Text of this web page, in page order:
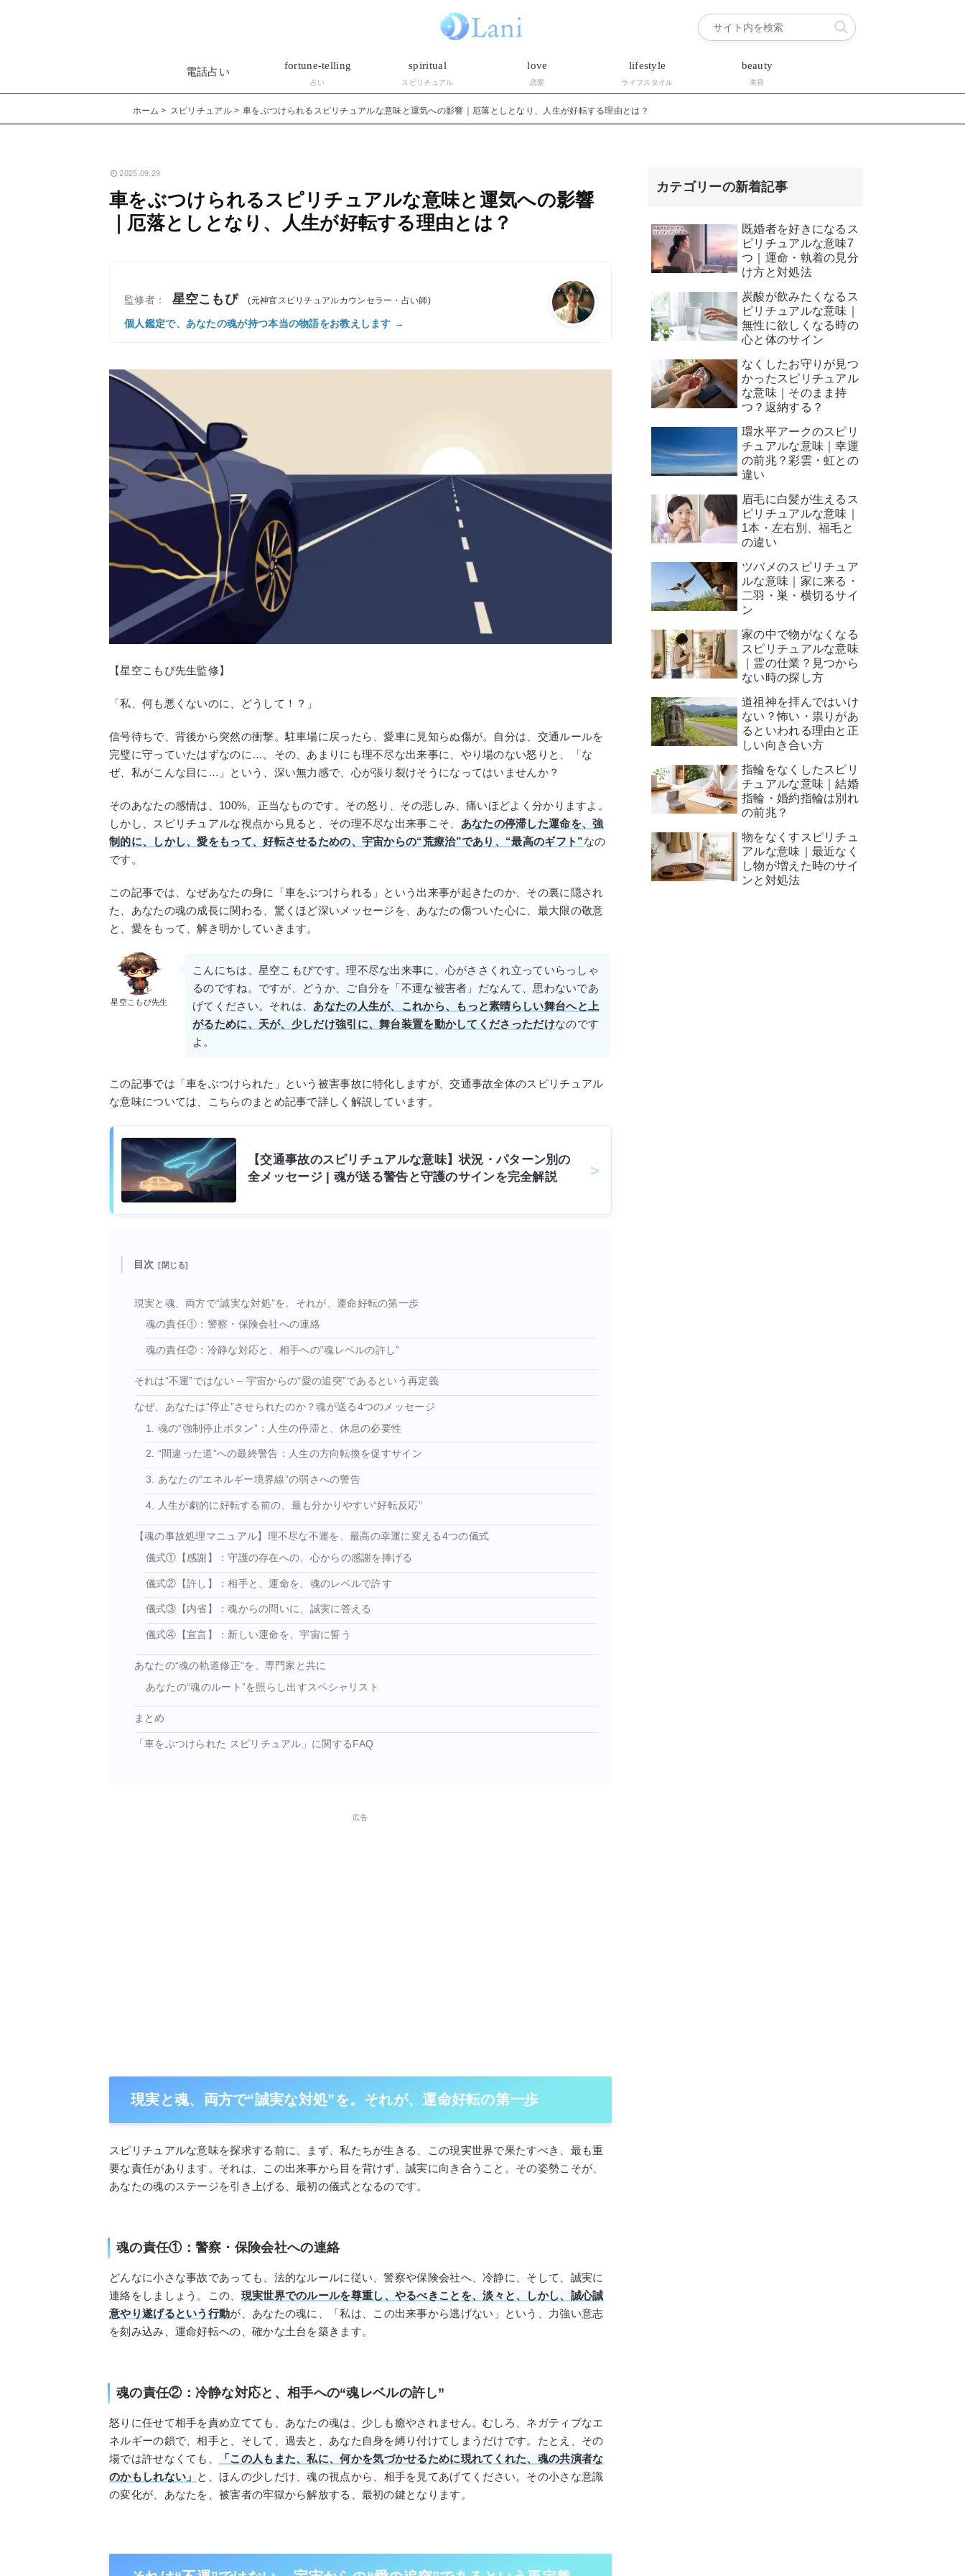
電話占い
fortune-telling
占い
spiritual
スピリチュアル
love
恋愛
lifestyle
ライフスタイル
beauty
美容
ホーム スピリチュアル 車をぶつけられるスピリチュアルな意味と運気への影響｜厄落としとなり、人生が好転する理由とは？
2025.09.29
車をぶつけられるスピリチュアルな意味と運気への影響
｜厄落としとなり、人生が好転する理由とは？
監修者： 星空こもぴ (元神官スピリチュアルカウンセラー・占い師)
個人鑑定で、あなたの魂が持つ本当の物語をお教えします →
【星空こもぴ先生監修】
「私、何も悪くないのに、どうして！？」
信号待ちで、背後から突然の衝撃。駐車場に戻ったら、愛車に見知らぬ傷が。自分は、交通ルールを
完璧に守っていたはずなのに…。その、あまりにも理不尽な出来事に、やり場のない怒りと、「な
ぜ、私がこんな目に…」という、深い無力感で、心が張り裂けそうになってはいませんか？
そのあなたの感情は、100%、正当なものです。その怒り、その悲しみ、痛いほどよく分かりますよ。
しかし、スピリチュアルな視点から見ると、その理不尽な出来事こそ、 あなたの停滞した運命を、強
制的に、しかし、愛をもって、好転させるための、宇宙からの“荒療治”であり、“最高のギフト”なの
です。
この記事では、なぜあなたの身に「車をぶつけられる」という出来事が起きたのか、その裏に隠され
た、あなたの魂の成長に関わる、驚くほど深いメッセージを、あなたの傷ついた心に、最大限の敬意
と、愛をもって、解き明かしていきます。
星空こもぴ先生
こんにちは、星空こもぴです。理不尽な出来事に、心がささくれ立っていらっしゃ
るのですね。ですが、どうか、ご自分を「不運な被害者」だなんて、思わないであ
げてください。それは、 あなたの人生が、これから、もっと素晴らしい舞台へと上
がるために、天が、少しだけ強引に、舞台装置を動かしてくださっただけなのです
よ。
この記事では「車をぶつけられた」という被害事故に特化しますが、交通事故全体のスピリチュアル
な意味については、こちらのまとめ記事で詳しく解説しています。
【交通事故のスピリチュアルな意味】状況・パターン別の
全メッセージ | 魂が送る警告と守護のサインを完全解説
目次
現実と魂、両方で“誠実な対処”を。それが、運命好転の第一歩
魂の責任①：警察・保険会社への連絡
魂の責任②：冷静な対応と、相手への“魂レベルの許し”
それは“不運”ではない – 宇宙からの“愛の追突”であるという再定義
なぜ、あなたは“停止”させられたのか？魂が送る4つのメッセージ
1. 魂の“強制停止ボタン”：人生の停滞と、休息の必要性
2. “間違った道”への最終警告：人生の方向転換を促すサイン
3. あなたの“エネルギー境界線”の弱さへの警告
4. 人生が劇的に好転する前の、最も分かりやすい“好転反応”
【魂の事故処理マニュアル】理不尽な不運を、最高の幸運に変える4つの儀式
儀式①【感謝】：守護の存在への、心からの感謝を捧げる
儀式②【許し】：相手と、運命を、魂のレベルで許す
儀式③【内省】：魂からの問いに、誠実に答える
儀式④【宣言】：新しい運命を、宇宙に誓う
あなたの“魂の軌道修正”を、専門家と共に
あなたの“魂のルート”を照らし出すスペシャリスト
まとめ
「車をぶつけられた スピリチュアル」に関するFAQ
広告
現実と魂、両方で“誠実な対処”を。それが、運命好転の第一歩
スピリチュアルな意味を探求する前に、まず、私たちが生きる、この現実世界で果たすべき、最も重
要な責任があります。それは、この出来事から目を背けず、誠実に向き合うこと。その姿勢こそが、
あなたの魂のステージを引き上げる、最初の儀式となるのです。
魂の責任①：警察・保険会社への連絡
どんなに小さな事故であっても、法的なルールに従い、警察や保険会社へ、冷静に、そして、誠実に
連絡をしましょう。この、 現実世界でのルールを尊重し、やるべきことを、淡々と、しかし、誠心誠
意やり遂げるという行動が、あなたの魂に、「私は、この出来事から逃げない」という、力強い意志
を刻み込み、運命好転への、確かな土台を築きます。
魂の責任②：冷静な対応と、相手への“魂レベルの許し”
怒りに任せて相手を責め立てても、あなたの魂は、少しも癒やされません。むしろ、ネガティブなエ
ネルギーの鎖で、相手と、そして、過去と、あなた自身を縛り付けてしまうだけです。たとえ、その
場では許せなくても、
「この人もまた、私に、何かを気づかせるために現れてくれた、魂の共演者な
のかもしれない」 と、ほんの少しだけ、魂の視点から、相手を見てあげてください。その小さな意識
の変化が、あなたを、被害者の牢獄から解放する、最初の鍵となります。
カテゴリーの新着記事
既婚者を好きになるス
ピリチュアルな意味7
つ｜運命・執着の見分
け方と対処法
炭酸が飲みたくなるス
ピリチュアルな意味｜
無性に欲しくなる時の
心と体のサイン
なくしたお守りが見つ
かったスピリチュアル
な意味｜そのまま持
つ？返納する？
環水平アークのスピリ
チュアルな意味｜幸運
の前兆？彩雲・虹との
違い
眉毛に白髪が生えるス
ピリチュアルな意味｜
1本・左右別、福毛と
の違い
ツバメのスピリチュア
ルな意味｜家に来る・
二羽・巣・横切るサイ
ン
家の中で物がなくなる
スピリチュアルな意味
｜霊の仕業？見つから
ない時の探し方
道祖神を拝んではいけ
ない？怖い・祟りがあ
るといわれる理由と正
しい向き合い方
指輪をなくしたスピリ
チュアルな意味｜結婚
指輪・婚約指輪は別れ
の前兆？
物をなくすスピリチュ
アルな意味｜最近なく
し物が増えた時のサイ
ンと対処法